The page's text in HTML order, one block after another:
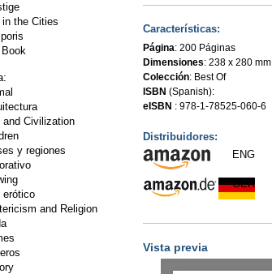
the Cities
and Civilization
y regiones
erótico
and Religion
Características:
Página: 200 Páginas
Dimensiones: 238 x 280 mm
Colección: Best Of
ISBN (Spanish):
eISBN : 978-1-78525-060-6
Distribuidores:
ENG
GER
Vista previa